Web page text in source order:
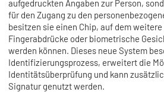
aufgedruckten Angaben zur Person,
für den Zugang zu den
besitzen sie einen Chip, auf dem
Fingerabdrücke oder biometrische
werden können. Dieses neue System
Identifizierungsprozess, erweitert die
Identitätsüberprüfung und kann
Signatur genutzt werden.